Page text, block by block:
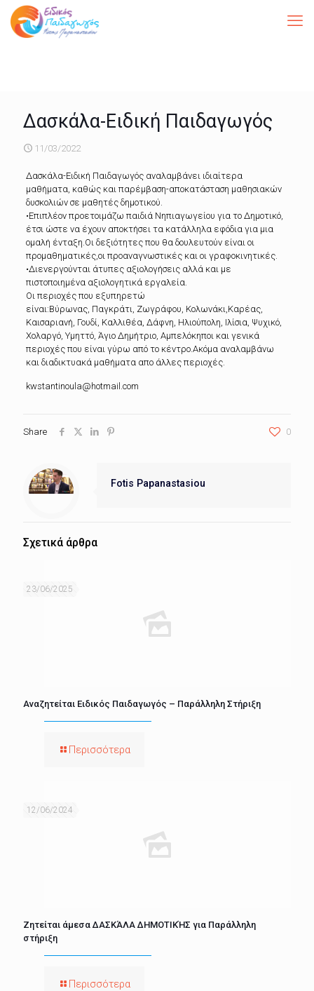
Δασκάλα-Ειδική Παιδαγωγός
11/03/2022
Δασκάλα-Ειδική Παιδαγωγός αναλαμβάνει ιδιαίτερα
μαθήματα, καθώς και παρέμβαση-αποκατάσταση μαθησιακών
δυσκολιών σε μαθητές δημοτικού.
•Επιπλέον προετοιμάζω παιδιά Νηπιαγωγείου για το Δημοτικό,
έτσι ώστε να έχουν αποκτήσει τα κατάλληλα εφόδια για μια
ομαλή ένταξη.Οι δεξιότητες που θα δουλευτούν είναι οι
προμαθηματικές,οι προαναγνωστικές και οι γραφοκινητικές.
•Διενεργούνται άτυπες αξιολογήσεις αλλά και με
πιστοποιημένα αξιολογητικά εργαλεία.
Οι περιοχές που εξυπηρετώ
είναι:Βύρωνας, Παγκράτι, Ζωγράφου, Κολωνάκι,Καρέας,
Καισαριανή, Γουδί, Καλλιθέα, Δάφνη, Ηλιούπολη, Ιλίσια, Ψυχικό,
Χολαργό, Υμηττό, Άγιο Δημήτριο, Αμπελόκηποι και γενικά
περιοχές που είναι γύρω από το κέντρο.Ακόμα αναλαμβάνω
και διαδικτυακά μαθήματα απο άλλες περιοχές.
kwstantinoula@hotmail.com
Share 0
Fotis Papanastasiou
Σχετικά άρθρα
23/06/2025
Αναζητείται Ειδικός Παιδαγωγός – Παράλληλη Στήριξη
Περισσότερα
12/06/2024
Ζητείται άμεσα ΔΑΣΚΆΛΑ ΔΗΜΟΤΙΚΉΣ για Παράλληλη
στήριξη
Περισσότερα